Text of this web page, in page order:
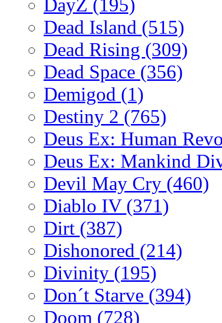
DayZ (195)
Dead Island (515)
Dead Rising (309)
Dead Space (356)
Demigod (1)
Destiny 2 (765)
Deus Ex: Human
Deus Ex: Mankind
Devil May Cry (460)
Diablo IV (371)
Dirt (387)
Dishonored (214)
Divinity (195)
Don´t Starve (394)
Doom (728)